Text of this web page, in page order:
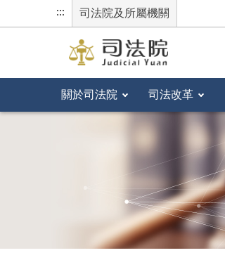
::: 司法院及所屬機關
關於司法院 司法改革